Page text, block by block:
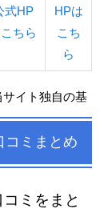
式HP
ちら
HPは
こち
ら
イト独自の基
コミまとめ
ミをまと